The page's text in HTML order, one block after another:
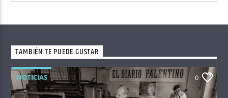
TAMBIÉN TE PUEDE GUSTAR
NOTICIAS 0